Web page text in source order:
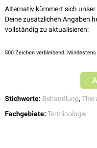
schon eine verlängerte 2
gelten.
In derPsychotherapie, die
monatige Behandlung noch als
werden - z.B. bei einer
. Auch hier ist
Begriffe Dauertherapie und
verwendet.
Alternativ kümmert sich
Deine zusätzlichen Angaben
vollständig zu aktualisieren:
500 Zeichen verbleibend.
Stichworte: Behandlung,
Fachgebiete: Terminologie